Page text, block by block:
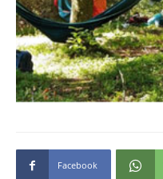
Facebook